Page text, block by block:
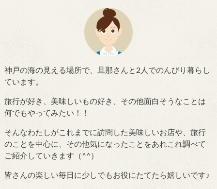
神戸の海の見える場所で、旦那さんと2人でのんびり暮らし
ています。
旅行が好き、美味しいもの好き、その他面白そうなことは
何でもやってみたい！！
そんなわたしがこれまでに訪問した美味しいお店や、旅行
のことを中心に、その他気になったことをあれこれ調べて
ご紹介していきます（^^）
皆さんの楽しい毎日に少しでもお役にたてたら嬉しいです♪